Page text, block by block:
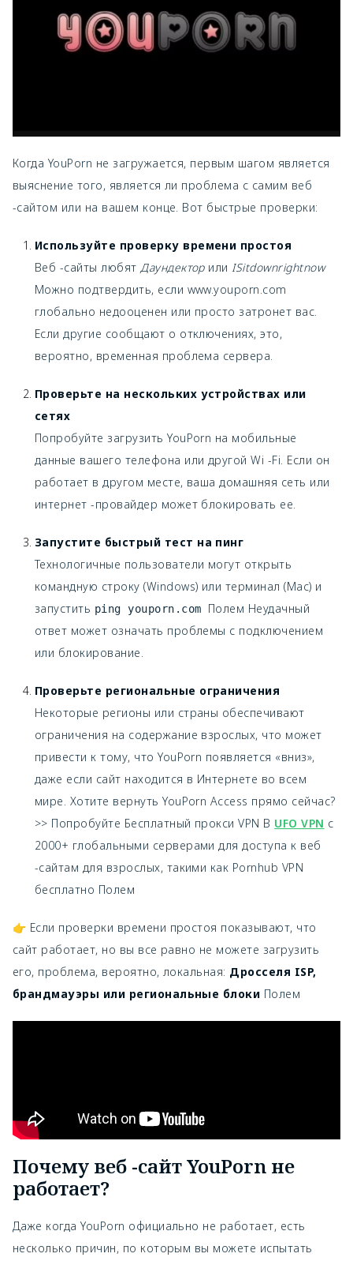
Когда YouPorn не загружается, первым шагом является
выяснение того, является ли проблема с самим веб
-сайтом или на вашем конце. Вот быстрые проверки:
Используйте проверку времени простоя
Веб -сайты любятДаундектор илиISitdownrightnow
Можно подтвердить, если www.youporn.com
глобально недооценен или просто затронет вас.
Если другие сообщают о отключениях, это,
вероятно, временная проблема сервера.
Проверьте на нескольких устройствах или
сетях
Попробуйте загрузить YouPorn на мобильные
данные вашего телефона или другой Wi -Fi. Если он
работает в другом месте, ваша домашняя сеть или
интернет -провайдер может блокировать ее.
Запустите быстрый тест на пинг
Технологичные пользователи могут открыть
командную строку (Windows) или терминал (Mac) и
запустить ping youporn.com Полем Неудачный
ответ может означать проблемы с подключением
или блокирование.
Проверьте региональные ограничения
Некоторые регионы или страны обеспечивают
ограничения на содержание взрослых, что может
привести к тому, что YouPorn появляется «вниз»,
даже если сайт находится в Интернете во всем
мире. Хотите вернуть YouPorn Access прямо сейчас?
>> Попробуйте Бесплатный прокси VPN В UFO VPN с
2000+ глобальными серверами для доступа к веб
-сайтам для взрослых, такими как Pornhub VPN
бесплатно Полем
👉 Если проверки времени простоя показывают, что
сайт работает, но вы все равно не можете загрузить
его, проблема, вероятно, локальная: Дросселя ISP,
брандмауэры или региональные блоки Полем
Почему веб -сайт YouPorn не
работает?
Даже когда YouPorn официально не работает, есть
несколько причин, по которым вы можете испытать